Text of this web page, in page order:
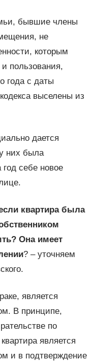
бывшие члены
не
которым
пользования,
года c даты
выселены из
дается
них была
себе новое
квартира была
Она имеет
? – уточняем
является
В принципе,
по
является
и в подтверждение